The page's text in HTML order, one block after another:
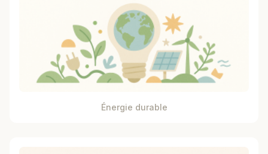
Énergie durable